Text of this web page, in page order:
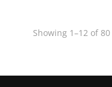
Showing 1–12 of